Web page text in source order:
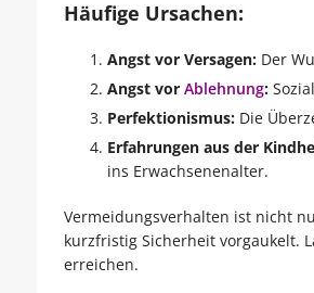
Häufige Ursachen:
Angst vor Versagen:Der
Angst vor Ablehnung:
Perfektionismus:Die
Erfahrungen aus der
ins Erwachsenenalter.
Vermeidungsverhalten ist nicht
kurzfristig Sicherheit vorgaukelt.
erreichen.